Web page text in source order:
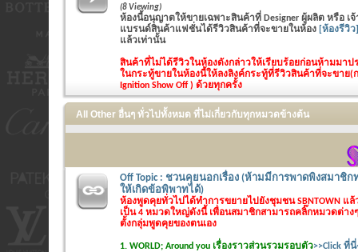
(8 Viewing)
ห้องนี้อนุญาตให้ขายเฉพาะสินค้าที่ Designer ผู้ผลิต หรือ เ
แบรนด์สินค้าแฟชั่นได้รีวิวสินค้าที่จะขายในห้อง [ห้องรีวิว]
แล้วเท่านั้น
สินค้าที่ไม่ได้รีวิวในห้องดังกล่าวให้เรียบร้อยก่อนห้ามมาป
ในกระทู้ขายในห้องนี้ให้ลงลิงค์กระทู้ที่รีวิวสินค้าที่จะขาย(ก
Ignition Show Off ) ด้วยทุกครั้ง
All Other อื่นๆ ทั่วไปทั้งหมด ที่ไม่เกี่ยวกับทุกหมวดข้างต้น
Off Topic : ชวนคุยนอกเรื่อง (ห้ามมีการพาดพิงสมาชิ
ให้เกิดข้อพิพาทได้)
ห้องพูดคุยทั่วไปได้ทำการขยายไปยังชุมชน SBNTOWN แ
เป็น 4 หมวดใหญ่ดังนี้ เพื่อนสมาชิกสามารถคลิ๊กหมวดต่าง
ตั้งกลุ่มพูดคุยของตนเอง
1. WORLD; Around you เรื่องราวส่วนรวมรอบตัว>>Click ที่นี่